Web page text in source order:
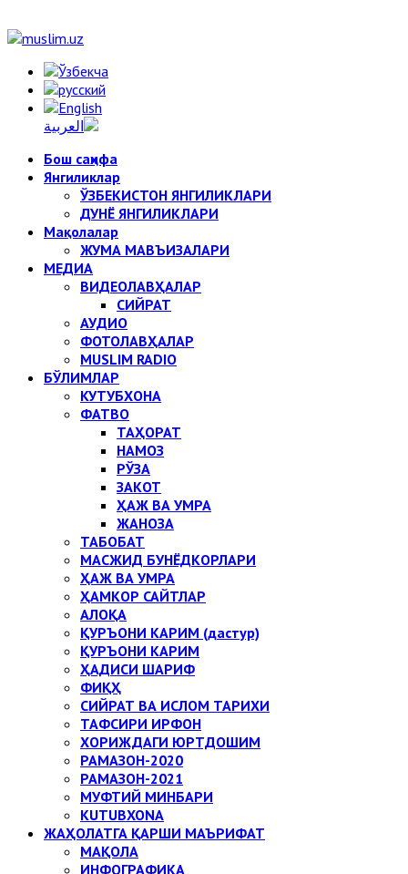
Бош саҳифа
Янгиликлар
ЎЗБЕКИСТОН ЯНГИЛИКЛАРИ
ДУНЁ ЯНГИЛИКЛАРИ
Мақолалар
ЖУМА МАВЪИЗАЛАРИ
МЕДИА
ВИДЕОЛАВҲАЛАР
СИЙРАТ
АУДИО
ФОТОЛАВҲАЛАР
MUSLIM RADIO
БЎЛИМЛАР
КУТУБХОНА
ФАТВО
ТАҲОРАТ
НАМОЗ
РЎЗА
ЗАКОТ
ҲАЖ ВА УМРА
ЖАНОЗА
ТАБОБАТ
МАСЖИД БУНЁДКОРЛАРИ
ҲАЖ ВА УМРА
ҲАМКОР САЙТЛАР
АЛОҚА
ҚУРЪОНИ КАРИМ (дастур)
ҚУРЪОНИ КАРИМ
ҲАДИСИ ШАРИФ
ФИҚҲ
СИЙРАТ ВА ИСЛОМ ТАРИХИ
ТАФСИРИ ИРФОН
ХОРИЖДАГИ ЮРТДОШИМ
РАМАЗОН-2020
РАМАЗОН-2021
МУФТИЙ МИНБАРИ
KUTUBXONA
ЖАҲОЛАТГА ҚАРШИ МАЪРИФАТ
МАҚОЛА
ИНФОГРАФИКА